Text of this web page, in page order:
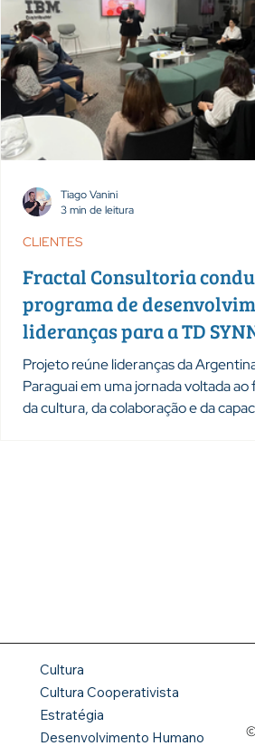
traduzidas em ações concretas no dia
esse propósito que a TD SYNNEX
agosto de 2024, uma pa
Fractal Consultoria
programa de
lideranças para a TD
na Argentina
Projeto reúne lideranças da
Paraguai em uma jornada voltada ao
da cultura, da colaboração e da
CLIENTES
Tiago Vanini
3 min de leitura
Cultura
Cultura Cooperativista
Estratégia
Desenvolvimento Humano